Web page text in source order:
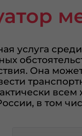
услуга
Она
в том